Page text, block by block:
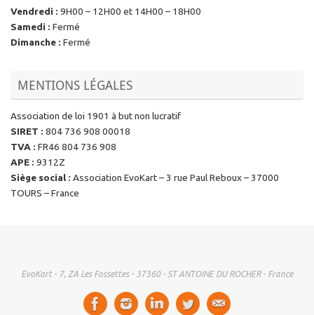
Vendredi : 9H00 – 12H00 et 14H00 – 18H00
Samedi : Fermé
Dimanche : Fermé
MENTIONS LÉGALES
Association de loi 1901 à but non lucratif
SIRET : 804 736 908 00018
TVA : FR46 804 736 908
APE : 9312Z
Siège social : Association EvoKart – 3 rue Paul Reboux – 37000
TOURS – France
EvoKart - 7, ZA Les Fossettes - 37360 - ST ANTOINE DU ROCHER - France